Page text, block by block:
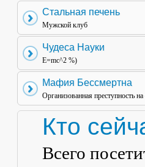
Стальная печень
Мужской клуб
Чудеса Науки
E=mc^2 %)
Мафия Бессмертна
Организованная преступность
Кто
Всего